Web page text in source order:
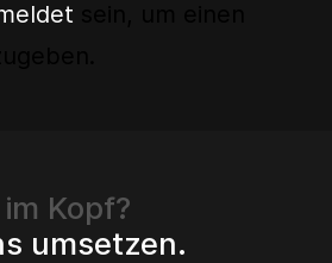
Kopf?
umsetzen.